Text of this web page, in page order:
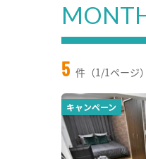
5 件（1/1ページ）
キャンペーン